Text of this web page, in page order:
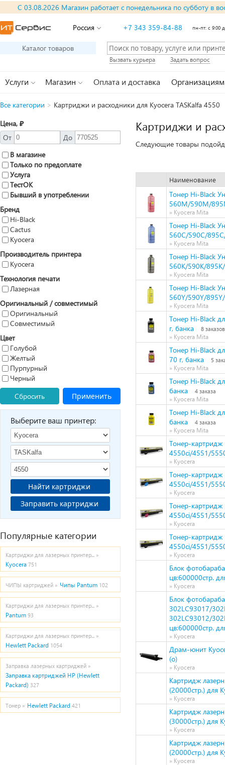
С 03.08.2026 Магазин работает с понедельника по субботу в
Россия +7 343 359-84-88 пн-пт: с 9:00
Каталог товаров
Вызвать курьера Задать вопрос
Услуги Магазин Оплата и доставка Организациям
Все категории > Картриджи и расходники для Kyocera TASKalfa 4550
Цена, ₽
От
До
В магазине
Только по предоплате
Услуга
ТестОК
Бывший в употреблении
Бренд
Hi-Black
Cactus
Kyocera
Производитель принтера
Kyocera
Технология печати
Лазерная
Оригинальный / совместимый
Оригинальный
Совместимый
Цвет
Голубой
Желтый
Пурпурный
Черный
Сбросить
Применить
Выберите ваш принтер:
Найти картриджи
Заправить картриджи
Популярные категории
Картриджи для лазерных принтер... »
Kyocera 751
ЧИПЫ картриджей » Чипы Pantum 102
Картриджи для лазерных принтер... »
Pantum 93
Картриджи для лазерных принтер... »
Hewlett Packard 1054
Заправка лазерных картриджей »
Заправка картриджей HP (Hewlett
Packard) 327
Тонер » Hewlett Packard 421
Картриджи и
Следующие товары
Наименование
Тонер Hi-Black
560M/590M/
» Kyocera Mita
Тонер Hi-Black
560C/590C/
» Kyocera Mita
Тонер Hi-Black
560K/590K/
» Kyocera Mita
Тонер Hi-Black
560Y/590Y/
» Kyocera Mita
Тонер Hi-Black
г, банка
8 заказов
» Kyocera Mita
Тонер Hi-Black
70 г, банка
5
» Kyocera Mita
Тонер Hi-Black
банка
4 заказа
» Kyocera Mita
Тонер Hi-Black
банка
4 заказа
» Kyocera Mita
Тонер-картридж
4550ci/4551/
» Kyocera
Тонер-картридж
4550ci/4551/
» Kyocera
Тонер-картридж
4550ci/4551/
» Kyocera
Тонер-картридж
4550ci/4551/
» Kyocera
Блок
цв:600000стр.
» Kyocera
Блок
302LC93017/
302LC93012/
цв:600000стр.
» Kyocera
Драм-юнит
(о)
» Kyocera
Картридж
(20000стр.) для
» Kyocera
Картридж
(30000стр.) для
» Kyocera
Картридж
(20000стр.) для
» Kyocera